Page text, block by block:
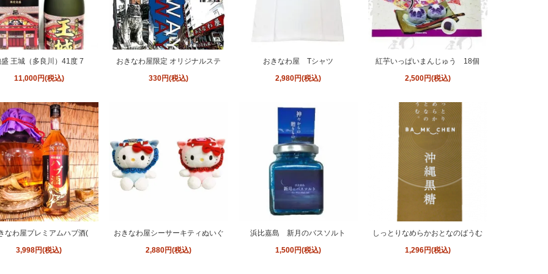
王城（多良川）41度 7
11,000円(税込)
おきなわ屋限定 オリジナルステ
330円(税込)
おきなわ屋 Tシャツ
2,980円(税込)
紅芋いっぱいまんじゅう 18個
2,500円(税込)
なわ屋プレミアムハブ酒(
3,998円(税込)
おきなわ屋シーサーキティぬいぐ
2,880円(税込)
浜比嘉島 新月のバスソルト
1,500円(税込)
しっとりなめらかおとなのばうむ
1,296円(税込)